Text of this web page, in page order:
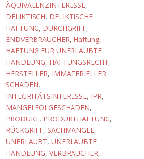
ÄQUIVALENZINTERESSE,
DELIKTISCH, DELIKTISCHE
HAFTUNG, DURCHGRIFF,
ENDVERBRAUCHER, Haftung,
HAFTUNG FÜR UNERLAUBTE
HANDLUNG, HAFTUNGSRECHT,
HERSTELLER, IMMATERIELLER
SCHADEN,
INTEGRITÄTSINTERESSE, IPR,
MANGELFOLGESCHADEN,
PRODUKT, PRODUKTHAFTUNG,
RÜCKGRIFF, SACHMANGEL,
UNERLAUBT, UNERLAUBTE
HANDLUNG, VERBRAUCHER,